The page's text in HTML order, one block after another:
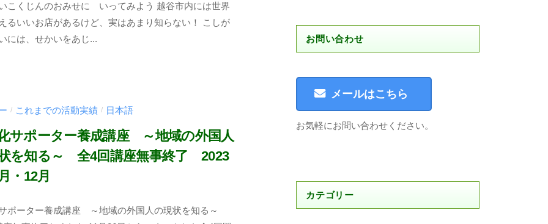
くじんのおみせに いってみよう 越谷市内には世界
るいいお店があるけど、実はあまり知らない！ こしが
には、せかいをあじ...
/ これまでの活動実績 / 日本語
サポーター養成講座 ～地域の外国人
を知る～ 全4回講座無事終了 2023
・12月
ポーター養成講座 ～地域の外国人の現状を知る～
お問い合わせ
メールはこちら
お気軽にお問い合わせください。
カテゴリー